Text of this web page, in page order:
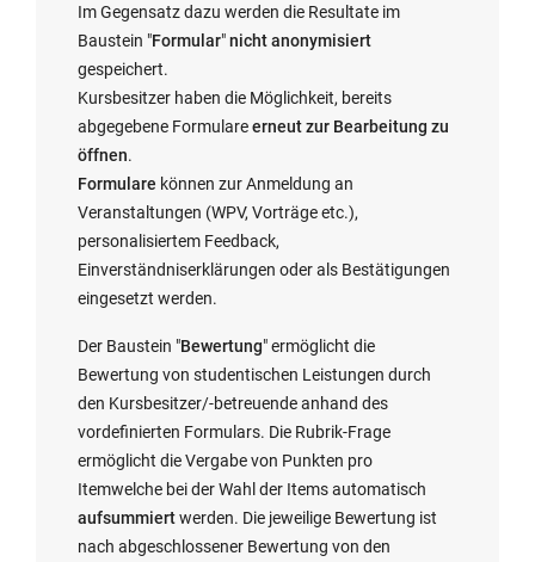
i
r
d
i
n
e
u
e
m
F
e
g
w
i
d
i
n
e
e
n
s
t
e
d
u
Im Gegensatz dazu werden die Resultate im
Baustein "Formular"nicht anonymisiert
gespeichert.
Kursbesitzer haben die Möglichkeit, bereits
abgegebene Formulareerneut zur Bearbeitung zu
öffnen.
Formulare können zur Anmeldung an
Veranstaltungen (WPV, Vorträge etc.),
personalisiertem Feedback,
Einverständniserklärungen oder als Bestätigungen
eingesetzt werden.
Der Baustein "Bewertung" ermöglicht die
Bewertung von studentischen Leistungen durch
den Kursbesitzer/-betreuende anhand des
vordefinierten Formulars. Die Rubrik-Frage
ermöglicht die Vergabe von Punkten pro
Itemwelche bei der Wahl der Items automatisch
aufsummiertwerden. Die jeweilige Bewertung ist
nach abgeschlossener Bewertung von den